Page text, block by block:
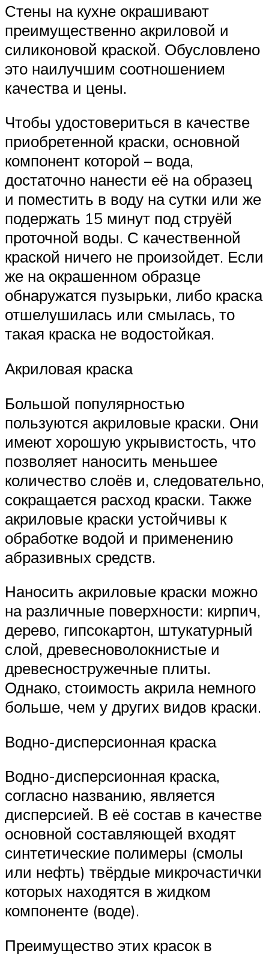
Стены на кухне окрашивают
преимущественно акриловой и
силиконовой краской. Обусловлено
это наилучшим соотношением
качества и цены.
Чтобы удостовериться в качестве
приобретенной краски, основной
компонент которой – вода,
достаточно нанести её на образец
и поместить в воду на сутки или же
подержать 15 минут под струёй
проточной воды. С качественной
краской ничего не произойдет. Если
же на окрашенном образце
обнаружатся пузырьки, либо краска
отшелушилась или смылась, то
такая краска не водостойкая.
Акриловая краска
Большой популярностью
пользуются акриловые краски. Они
имеют хорошую укрывистость, что
позволяет наносить меньшее
количество слоёв и, следовательно,
сокращается расход краски. Также
акриловые краски устойчивы к
обработке водой и применению
абразивных средств.
Наносить акриловые краски можно
на различные поверхности: кирпич,
дерево, гипсокартон, штукатурный
слой, древесноволокнистые и
древесностружечные плиты.
Однако, стоимость акрила немного
больше, чем у других видов краски.
Водно-дисперсионная краска
Водно-дисперсионная краска,
согласно названию, является
дисперсией. В её состав в качестве
основной составляющей входят
синтетические полимеры (смолы
или нефть) твёрдые микрочастички
которых находятся в жидком
компоненте (воде).
Преимущество этих красок в